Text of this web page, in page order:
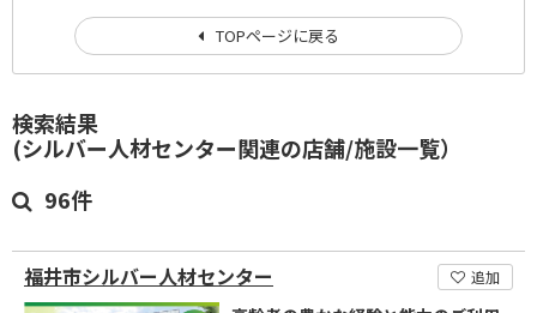
検索結果
(シルバー人材センター関連の店舗/施設一覧）
96件
福井市シルバー人材センター 追加
TOPページに戻る